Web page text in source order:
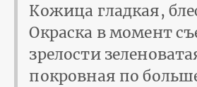
Кожица гладкая,
Окраска в момент
зрелости
покровная по